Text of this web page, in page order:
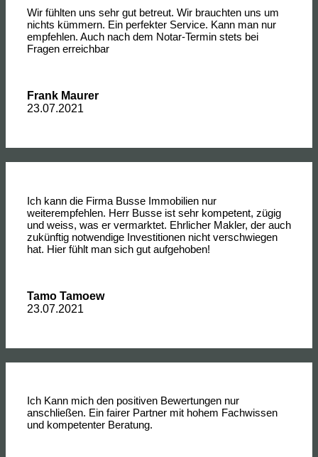
Wir fühlten uns sehr gut betreut. Wir brauchten uns um
nichts kümmern. Ein perfekter Service. Kann man nur
empfehlen. Auch nach dem Notar-Termin stets bei
Fragen erreichbar
Frank Maurer
23.07.2021
Ich kann die Firma Busse Immobilien nur
weiterempfehlen. Herr Busse ist sehr kompetent, zügig
und weiss, was er vermarktet. Ehrlicher Makler, der auch
zukünftig notwendige Investitionen nicht verschwiegen
hat. Hier fühlt man sich gut aufgehoben!
Tamo Tamoew
23.07.2021
Ich Kann mich den positiven Bewertungen nur
anschließen. Ein fairer Partner mit hohem Fachwissen
und kompetenter Beratung.